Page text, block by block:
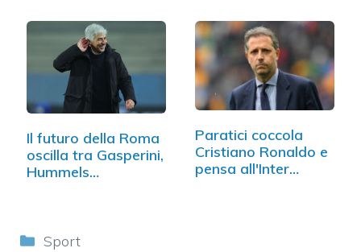
Il futuro della Roma
oscilla tra Gasperini,
Hummels…
Paratici coccola
Cristiano Ronaldo e
pensa all'Inter…
Categorie
Sport